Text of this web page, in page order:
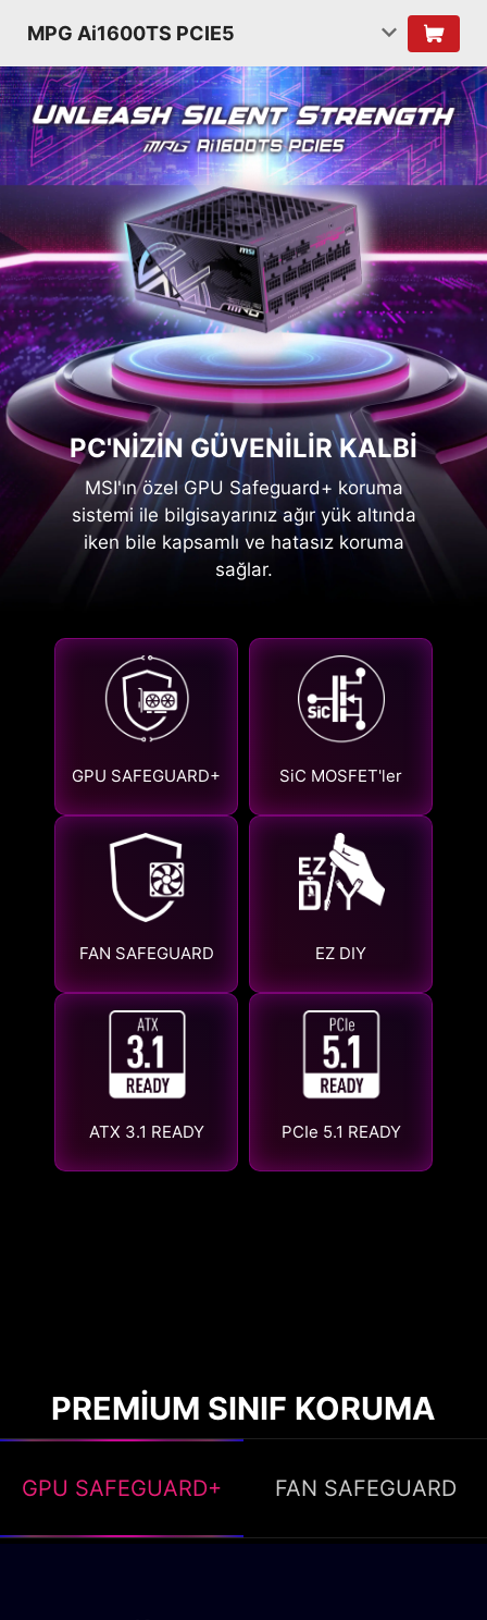
MPG Ai1600TS PCIE5
PC'NIZIN GÜVENILIR KALBI
MSI'ın özel GPU Safeguard+ koruma
sistemi ile bilgisayarınız ağır yük altında
iken bile kapsamlı ve hatasız koruma
sağlar.
GPU SAFEGUARD+ SiC MOSFET'ler
FAN SAFEGUARD EZ DIY
ATX 3.1 READY PCIe 5.1 READY
PREMIUM SINIF KORUMA
GPU SAFEGUARD+ FAN SAFEGUARD